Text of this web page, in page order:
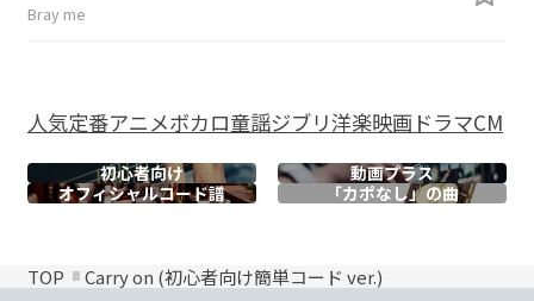
Bray me
人気定番アニメボカロ童謡ジブリ洋楽映画ドラマCM
初心者向け
動画プラス
オフィシャルコード譜 「カポなし」の曲
TOP Carry on (初心者向け簡単コード ver.)